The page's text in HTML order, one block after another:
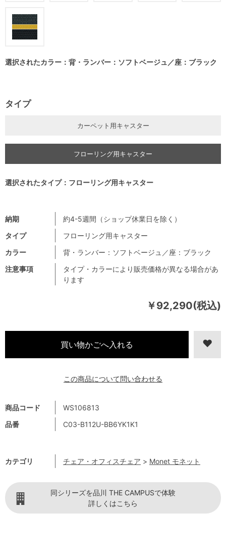
￥92,290(税込)
商品コード
WS106813
品番
C03-B112U-BB6YK1K1
カテゴリ チェア・オフィスチェア > Monet モネット
注意事項
タイプ・カラーにより販売価格が異なる場合があ
ります
納期
約4-5週間（ショップ休業日を除く）
タイプ
フローリング用キャスター
カラー
背・ランバー：ソフトベージュ／座：ブラック
選択されたカラー：背・ランバー：ソフトベージュ／座：ブラック
タイプ
カーペット用キャスター
フローリング用キャスター
選択されたタイプ：フローリング用キャスター
この商品について問い合わせる
同シリーズを品川 THE CAMPUSで体験
詳しくはこちら